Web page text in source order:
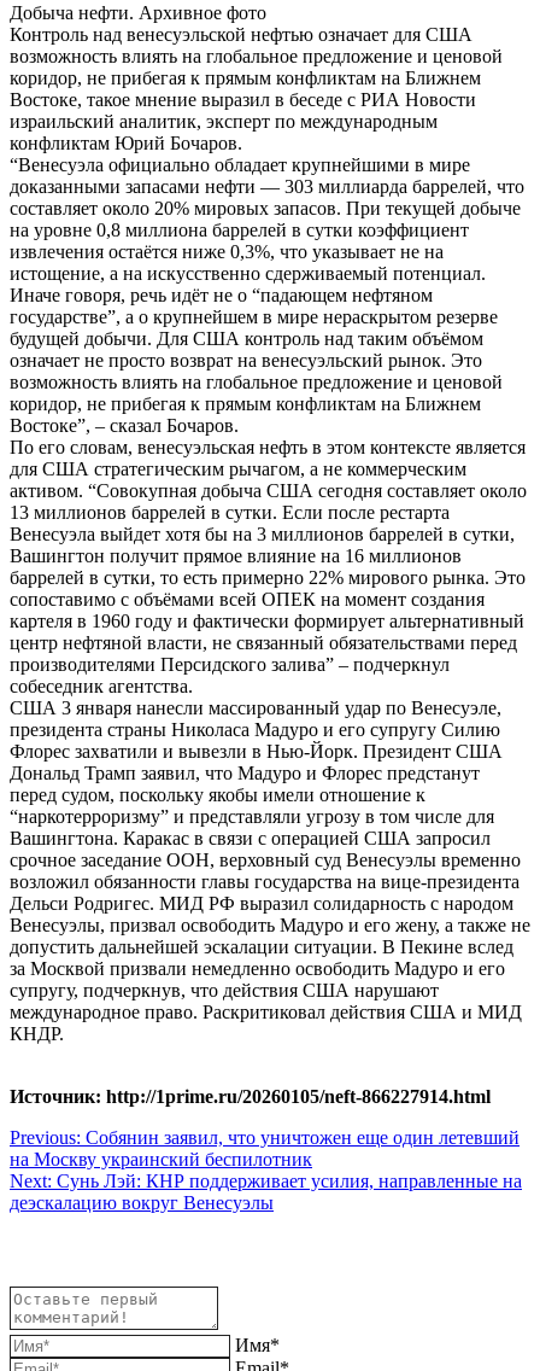
Добыча нефти. Архивное фото
Контроль над венесуэльской нефтью означает для США
возможность влиять на глобальное предложение и ценовой
коридор, не прибегая к прямым конфликтам на Ближнем
Востоке, такое мнение выразил в беседе с РИА Новости
израильский аналитик, эксперт по международным
конфликтам Юрий Бочаров.
“Венесуэла официально обладает крупнейшими в мире
доказанными запасами нефти — 303 миллиарда баррелей, что
составляет около 20% мировых запасов. При текущей добыче
на уровне 0,8 миллиона баррелей в сутки коэффициент
извлечения остаётся ниже 0,3%, что указывает не на
истощение, а на искусственно сдерживаемый потенциал.
Иначе говоря, речь идёт не о “падающем нефтяном
государстве”, а о крупнейшем в мире нераскрытом резерве
будущей добычи. Для США контроль над таким объёмом
означает не просто возврат на венесуэльский рынок. Это
возможность влиять на глобальное предложение и ценовой
коридор, не прибегая к прямым конфликтам на Ближнем
Востоке”, – сказал Бочаров.
По его словам, венесуэльская нефть в этом контексте является
для США стратегическим рычагом, а не коммерческим
активом. “Совокупная добыча США сегодня составляет около
13 миллионов баррелей в сутки. Если после рестарта
Венесуэла выйдет хотя бы на 3 миллионов баррелей в сутки,
Вашингтон получит прямое влияние на 16 миллионов
баррелей в сутки, то есть примерно 22% мирового рынка. Это
сопоставимо с объёмами всей ОПЕК на момент создания
картеля в 1960 году и фактически формирует альтернативный
центр нефтяной власти, не связанный обязательствами перед
производителями Персидского залива” – подчеркнул
собеседник агентства.
США 3 января нанесли массированный удар по Венесуэле,
президента страны Николаса Мадуро и его супругу Силию
Флорес захватили и вывезли в Нью-Йорк. Президент США
Дональд Трамп заявил, что Мадуро и Флорес предстанут
перед судом, поскольку якобы имели отношение к
“наркотерроризму” и представляли угрозу в том числе для
Вашингтона. Каракас в связи с операцией США запросил
срочное заседание ООН, верховный суд Венесуэлы временно
возложил обязанности главы государства на вице-президента
Дельси Родригес. МИД РФ выразил солидарность с народом
Венесуэлы, призвал освободить Мадуро и его жену, а также не
допустить дальнейшей эскалации ситуации. В Пекине вслед
за Москвой призвали немедленно освободить Мадуро и его
супругу, подчеркнув, что действия США нарушают
международное право. Раскритиковал действия США и МИД
КНДР.
Источник: http://1prime.ru/20260105/neft-866227914.html
Навигация
по
записям
Previous: Собянин заявил, что уничтожен еще один летевший
на Москву украинский беспилотник
Next: Сунь Лэй: КНР поддерживает усилия, направленные на
деэскалацию вокруг Венесуэлы
Имя*